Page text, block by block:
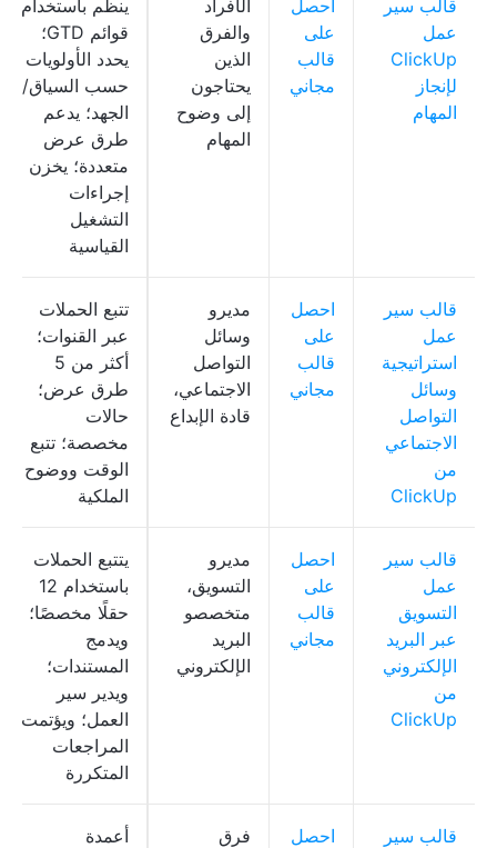
قالب سير
عمل
ClickUp
لإنجاز
المهام
احصل
على
قالب
مجاني
الأفراد
والفرق
الذين
يحتاجون
إلى وضوح
المهام
ينظم باستخدام
قوائم GTD؛
يحدد الأولويات
حسب السياق/
الجهد؛ يدعم
طرق عرض
متعددة؛ يخزن
إجراءات
التشغيل
القياسية
قالب سير
عمل
استراتيجية
وسائل
التواصل
الاجتماعي
من
ClickUp
احصل
على
قالب
مجاني
مديرو
وسائل
التواصل
الاجتماعي،
قادة الإبداع
تتبع الحملات
عبر القنوات؛
أكثر من 5
طرق عرض؛
حالات
مخصصة؛ تتبع
الوقت ووضوح
الملكية
قالب سير
عمل
التسويق
عبر البريد
الإلكتروني
من
ClickUp
احصل
على
قالب
مجاني
مديرو
التسويق،
متخصصو
البريد
الإلكتروني
يتتبع الحملات
باستخدام 12
حقلًا مخصصًا؛
ويدمج
المستندات؛
ويدير سير
العمل؛ ويؤتمت
المراجعات
المتكررة
قالب سير احصل فرق أعمدة